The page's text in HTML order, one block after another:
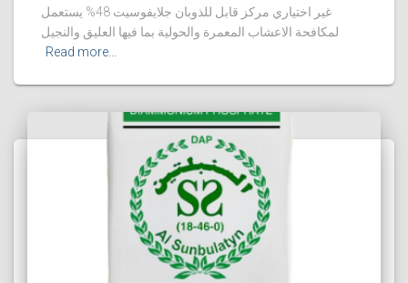
غير اختياري مركز قابل للذوبان جلايفوسيت 48% يستعمل
لمكافحة الاعشاب المعمرة والحولية بما فيها العليق والنجيل
Read more…